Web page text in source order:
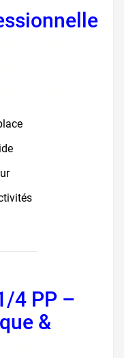
4 PP –
&